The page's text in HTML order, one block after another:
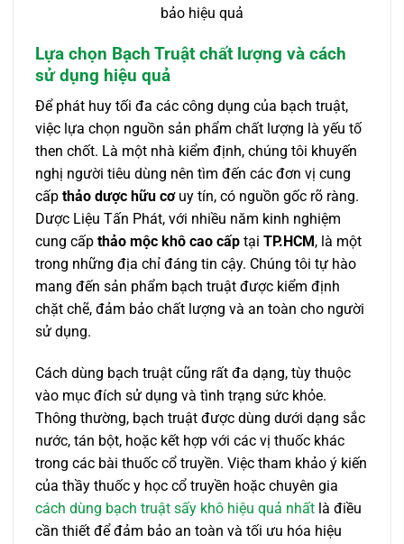
bảo hiệu quả
Lựa chọn Bạch Truật chất lượng và cách
sử dụng hiệu quả
Để phát huy tối đa các công dụng của bạch truật,
việc lựa chọn nguồn sản phẩm chất lượng là yếu tố
then chốt. Là một nhà kiểm định, chúng tôi khuyến
nghị người tiêu dùng nên tìm đến các đơn vị cung
cấp thảo dược hữu cơuy tín, có nguồn gốc rõ ràng.
Dược Liệu Tấn Phát, với nhiều năm kinh nghiệm
cung cấp thảo mộc khô cao cấp tại TP.HCM , là một
trong những địa chỉ đáng tin cậy. Chúng tôi tự hào
mang đến sản phẩm bạch truật được kiểm định
chặt chẽ, đảm bảo chất lượng và an toàn cho người
sử dụng.
Cách dùng bạch truật cũng rất đa dạng, tùy thuộc
vào mục đích sử dụng và tình trạng sức khỏe.
Thông thường, bạch truật được dùng dưới dạng sắc
nước, tán bột, hoặc kết hợp với các vị thuốc khác
trong các bài thuốc cổ truyền. Việc tham khảo ý kiến
của thầy thuốc y học cổ truyền hoặc chuyên gia
cách dùng bạch truật sấy khô hiệu quả nhất là điều
cần thiết để đảm bảo an toàn và tối ưu hóa hiệu